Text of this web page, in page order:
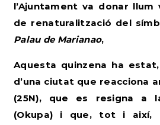
l’Ajuntament va donar
de renaturalització del
Palau de Marianao,
Aquesta quinzena ha
d’una ciutat que reacciona
(25N), que es resigna a
(Okupa) i que, tot i així,